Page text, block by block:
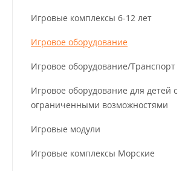
Игровые комплексы 6-12 лет
Игровое оборудование
Игровое оборудование/Транспорт
Игровое оборудование для детей с
ограниченными возможностями
Игровые модули
Игровые комплексы Морские